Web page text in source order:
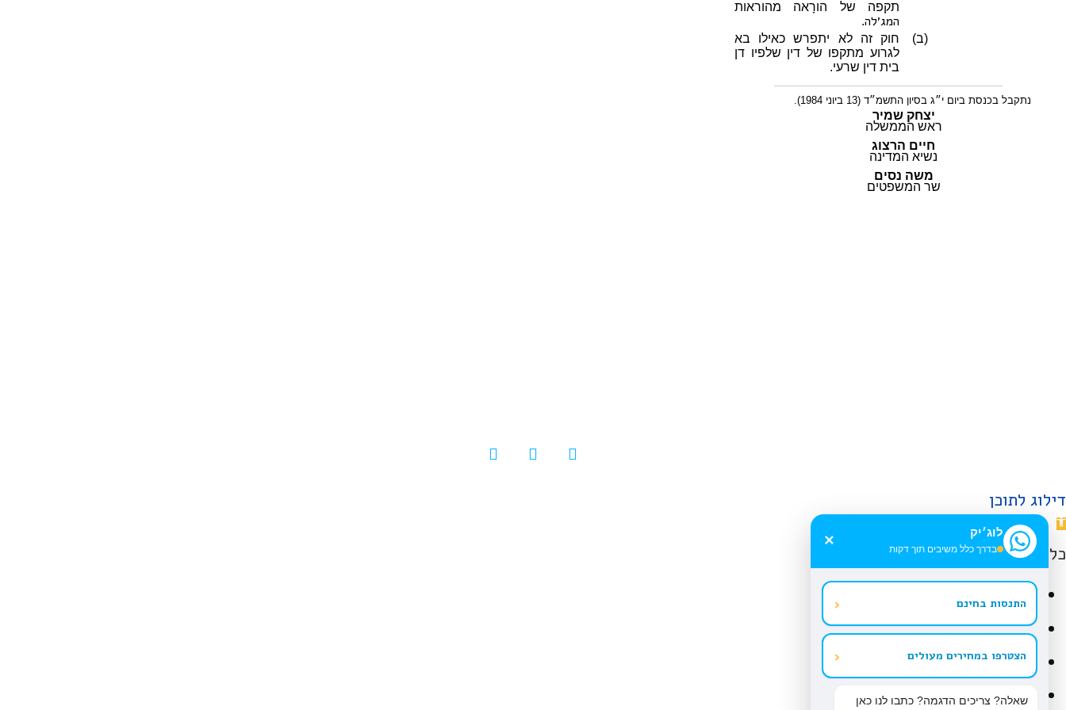
תקפה של הורָאה מהוראות
המג׳לה.
(ב)
חוק זה לא יתפרש כאילו בא
לגרוע מתקפו של דין שלפיו דן
בית דין שרעי.
נתקבל בכנסת ביום י״ג בסיון התשמ״ד (13 ביוני 1984).
יצחק שמיר
ראש הממשלה
משה נסים
שר המשפטים
חיים הרצוג
נשיא המדינה
דילוג לתוכן
פתח
נגישות
כלי נגישות
הגדל טקסט
הקטן טקסט
גווני אפור
ניגודיות גבוהה
לוג׳יק
בדרך כלל משיבים תוך דקות ×
התנסות בחינם ‹
הצטרפו במחירים מעולים ‹
שאלה? צריכים הדגמה? כתבו לנו כאן